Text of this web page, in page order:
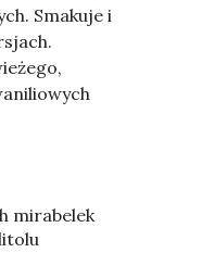
Smakuje i
mirabelek